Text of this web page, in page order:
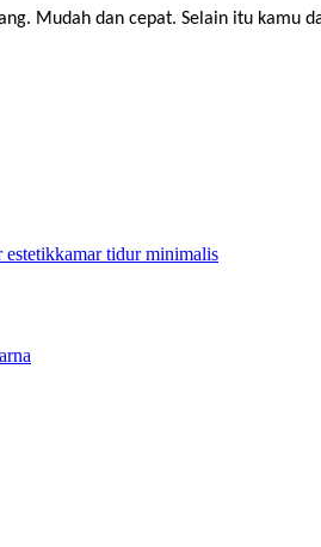
Mudah dan cepat. Selain itu kamu
estetikkamar tidur minimalis